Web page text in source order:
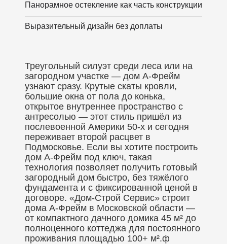
Панорамное остекление как часть конструкции
Выразительный дизайн без доплаты
Треугольный силуэт среди леса или на
загородном участке — дом А-Фрейм
узнают сразу. Крутые скаты кровли,
большие окна от пола до конька,
открытое внутреннее пространство с
антресолью — этот стиль пришёл из
послевоенной Америки 50-х и сегодня
переживает второй расцвет в
Подмосковье. Если вы хотите построить
дом А-Фрейм под ключ, такая
технология позволяет получить готовый
загородный дом быстро, без тяжёлого
фундамента и с фиксированной ценой в
договоре. «Дом-Строй Сервис» строит
дома А-Фрейм в Московской области —
от компактного дачного домика 45 м² до
полноценного коттеджа для постоянного
проживания площадью 100+ м².ф